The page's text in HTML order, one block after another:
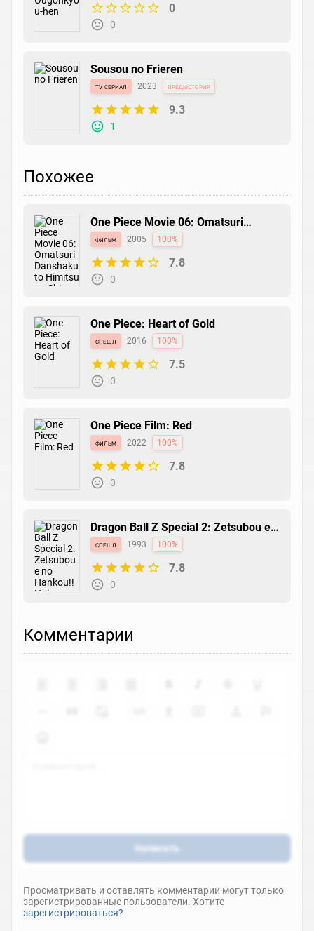
0
0
Sousou no Frieren
tv сериал 2023 предыстория
9.3
1
Похожее
One Piece Movie 06: Omatsuri
Danshaku to Himitsu no Shima
фильм 2005 100%
7.8
0
One Piece: Heart of Gold
спешл 2016 100%
7.5
0
One Piece Film: Red
фильм 2022 100%
7.8
0
Dragon Ball Z Special 2: Zetsubou e
no Hankou!! Nokosareta Chousenshi
- Gohan to Trunks
спешл 1993 100%
7.8
0
Комментарии
Написать
Просматривать и оставлять комментарии могут только
зарегистрированные пользователи. Хотите
зарегистрироваться?